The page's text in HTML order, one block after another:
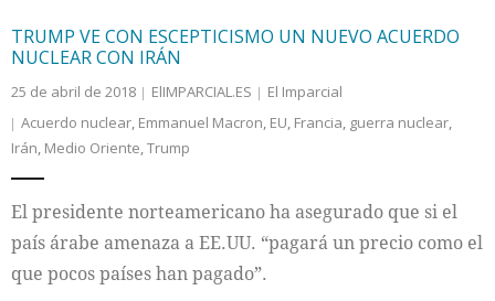
TRUMP VE CON ESCEPTICISMO UN NUEVO ACUERDO
NUCLEAR CON IRÁN
25 de abril de 2018 ElIMPARCIAL.ES
El Imparcial
Acuerdo nuclear, Emmanuel Macron, EU, Francia, guerra nuclear,
Irán, Medio Oriente,Trump
El presidente norteamericano ha asegurado que si el
país árabe amenaza a EE.UU. “pagará un precio como el
que pocos países han pagado”.